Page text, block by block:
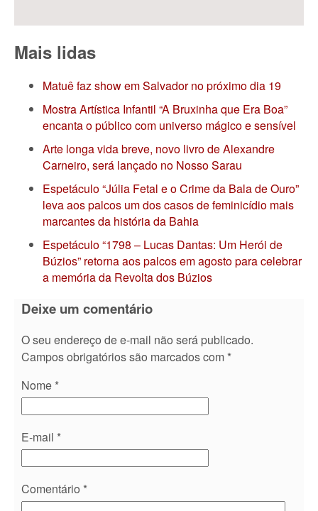
Mais lidas
Matuê faz show em Salvador no próximo dia 19
Mostra Artística Infantil “A Bruxinha que Era Boa”
encanta o público com universo mágico e sensível
Arte longa vida breve, novo livro de Alexandre
Carneiro, será lançado no Nosso Sarau
Espetáculo “Júlia Fetal e o Crime da Bala de Ouro”
leva aos palcos um dos casos de feminicídio mais
marcantes da história da Bahia
Espetáculo “1798 – Lucas Dantas: Um Herói de
Búzios” retorna aos palcos em agosto para celebrar
a memória da Revolta dos Búzios
Deixe um comentário
O seu endereço de e-mail não será publicado.
Campos obrigatórios são marcados com *
Nome *
E-mail *
Comentário *